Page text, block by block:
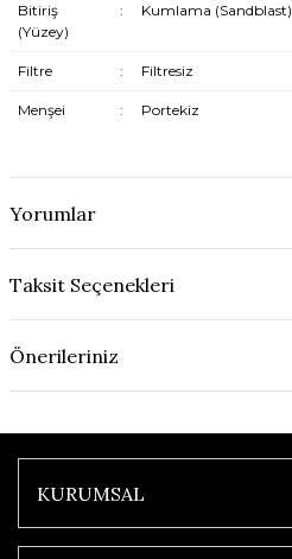
Bitiriş
(Yüzey)
: Kumlama (Sandblast)
Filtre : Filtresiz
Menşei : Portekiz
Yorumlar
Taksit Seçenekleri
Önerileriniz
KURUMSAL